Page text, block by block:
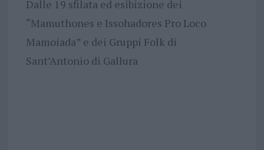
Dalle 19 sfilata ed esibizione dei
“Mamuthones e Issohadores Pro Loco
Mamoiada” e dei Gruppi Folk di
Sant’Antonio di Gallura